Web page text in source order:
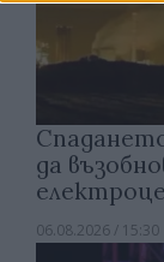
да
06.08.2026 / 15:30